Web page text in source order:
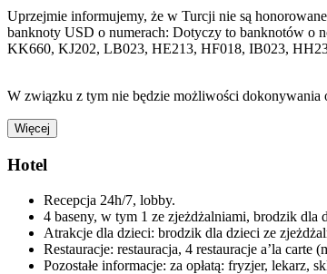
Uprzejmie informujemy, że w Turcji nie są
banknoty USD o numerach: Dotyczy to banknotów o
KK660, KJ202, LB023, HE213, HF018, IB023,
W związku z tym nie będzie możliwości
Więcej
Hotel
Recepcja 24h/7, lobby.
4 baseny, w tym 1 ze zjeżdżalniami, brodzik dla
Atrakcje dla dzieci: brodzik dla dzieci ze
Restauracje: restauracja, 4 restauracje a’la
Pozostałe informacje: za opłatą: fryzjer, lekarz,